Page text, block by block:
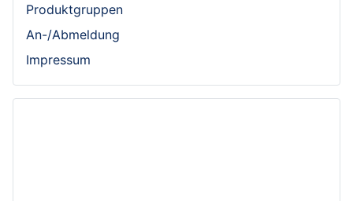
Produktgruppen
An-/Abmeldung
Impressum